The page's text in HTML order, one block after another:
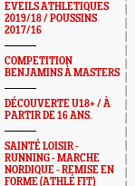
EVEILS ATHLETIQUES
2019/18 / POUSSINS
2017/16
COMPETITION
BENJAMINS À MASTERS
DÉCOUVERTE U18+ / À
PARTIR DE 16 ANS.
SAINTÉ LOISIR -
RUNNING - MARCHE
NORDIQUE - REMISE EN
FORME (ATHLÉ FIT)